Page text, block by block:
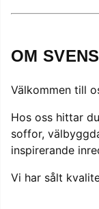
OM
Välkommen till
Hos oss hittar
soffor,
inspirerande
Vi har sålt